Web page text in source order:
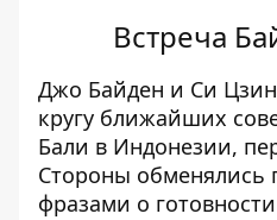
Встреча
Джо Байден и Си
кругу ближайших
Бали в Индонезии,
Стороны обменялись
фразами о